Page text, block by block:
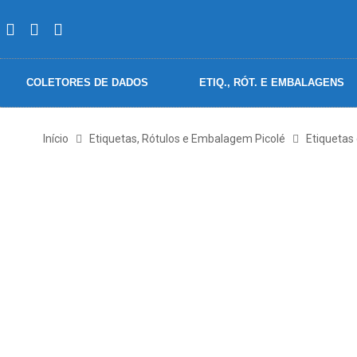
COLETORES DE DADOS ETIQ., RÓT. E EMBALAGENS
Início Etiquetas, Rótulos e Embalagem Picolé Etiquetas